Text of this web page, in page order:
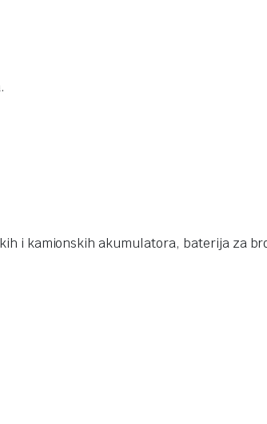
i kamionskih akumulatora, baterija za